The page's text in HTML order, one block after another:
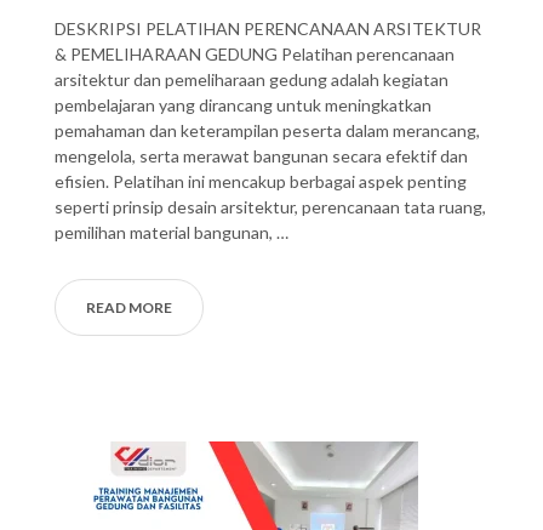
DESKRIPSI PELATIHAN PERENCANAAN ARSITEKTUR
& PEMELIHARAAN GEDUNG Pelatihan perencanaan
arsitektur dan pemeliharaan gedung adalah kegiatan
pembelajaran yang dirancang untuk meningkatkan
pemahaman dan keterampilan peserta dalam merancang,
mengelola, serta merawat bangunan secara efektif dan
efisien. Pelatihan ini mencakup berbagai aspek penting
seperti prinsip desain arsitektur, perencanaan tata ruang,
pemilihan material bangunan, …
READ MORE